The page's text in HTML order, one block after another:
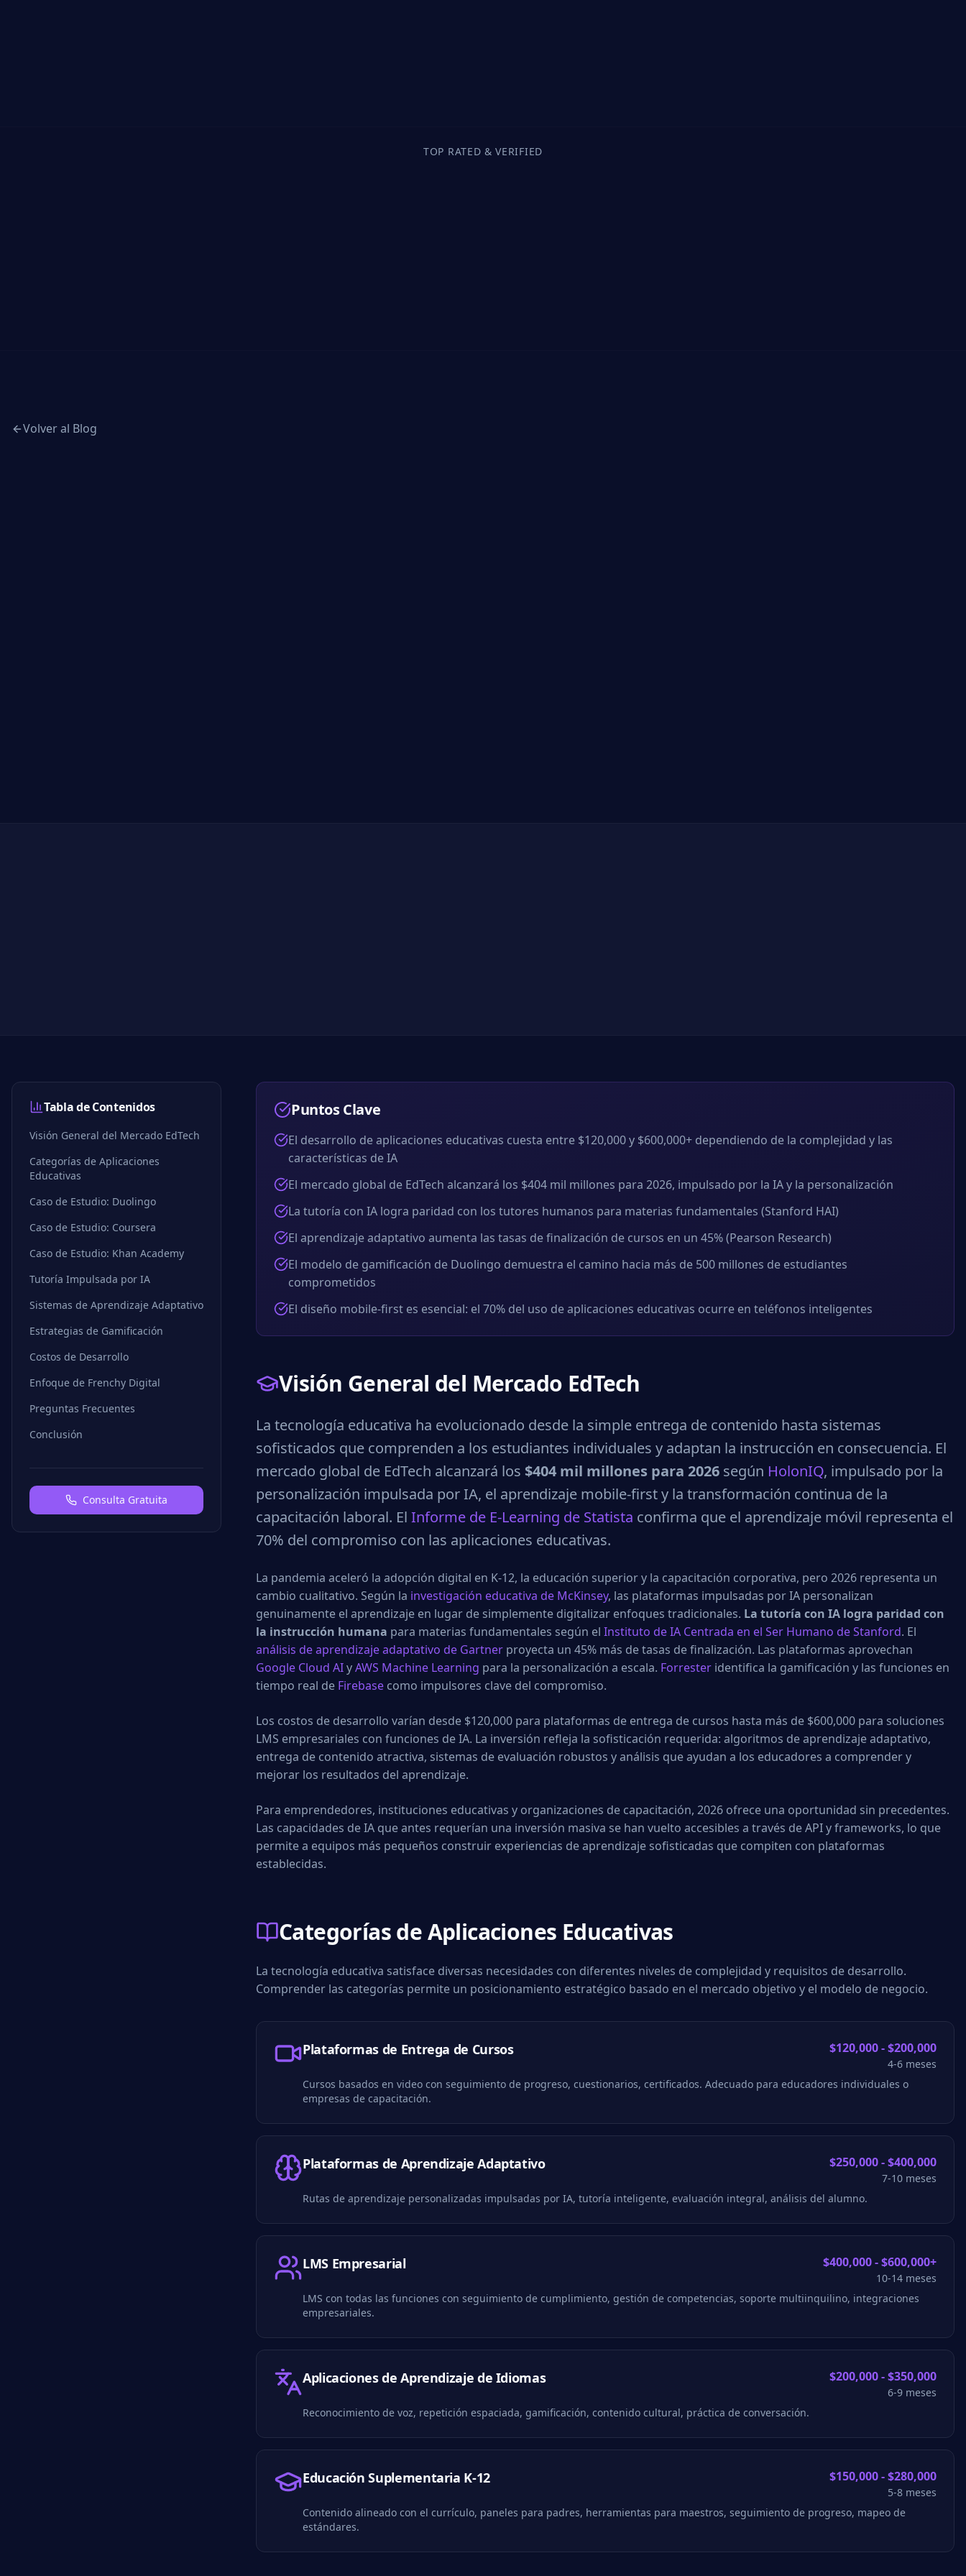
TOP RATED & VERIFIED
Volver al Blog
Tabla de Contenidos
Visión General del Mercado EdTech
Categorías de Aplicaciones
Educativas
Caso de Estudio: Duolingo
Caso de Estudio: Coursera
Caso de Estudio: Khan Academy
Tutoría Impulsada por IA
Sistemas de Aprendizaje Adaptativo
Estrategias de Gamificación
Costos de Desarrollo
Enfoque de Frenchy Digital
Preguntas Frecuentes
Conclusión
Consulta Gratuita
Puntos Clave
El desarrollo de aplicaciones educativas cuesta entre $120,000 y $600,000+ dependiendo de la complejidad y las
características de IA
El mercado global de EdTech alcanzará los $404 mil millones para 2026, impulsado por la IA y la personalización
La tutoría con IA logra paridad con los tutores humanos para materias fundamentales (Stanford HAI)
El aprendizaje adaptativo aumenta las tasas de finalización de cursos en un 45% (Pearson Research)
El modelo de gamificación de Duolingo demuestra el camino hacia más de 500 millones de estudiantes
comprometidos
El diseño mobile-first es esencial: el 70% del uso de aplicaciones educativas ocurre en teléfonos inteligentes
Visión General del Mercado EdTech
La tecnología educativa ha evolucionado desde la simple entrega de contenido hasta sistemas
sofisticados que comprenden a los estudiantes individuales y adaptan la instrucción en consecuencia. El
mercado global de EdTech alcanzará los $404 mil millones para 2026 según HolonIQ, impulsado por la
personalización impulsada por IA, el aprendizaje mobile-first y la transformación continua de la
capacitación laboral. El Informe de E-Learning de Statista confirma que el aprendizaje móvil representa el
70% del compromiso con las aplicaciones educativas.
La pandemia aceleró la adopción digital en K-12, la educación superior y la capacitación corporativa, pero 2026 representa un
cambio cualitativo. Según la investigación educativa de McKinsey, las plataformas impulsadas por IA personalizan
genuinamente el aprendizaje en lugar de simplemente digitalizar enfoques tradicionales. La tutoría con IA logra paridad con
la instrucción humana para materias fundamentales según el Instituto de IA Centrada en el Ser Humano de Stanford. El
análisis de aprendizaje adaptativo de Gartner proyecta un 45% más de tasas de finalización. Las plataformas aprovechan
Google Cloud AIyAWS Machine Learning para la personalización a escala. Forrester identifica la gamificación y las funciones en
tiempo real de Firebase como impulsores clave del compromiso.
Los costos de desarrollo varían desde $120,000 para plataformas de entrega de cursos hasta más de $600,000 para soluciones
LMS empresariales con funciones de IA. La inversión refleja la sofisticación requerida: algoritmos de aprendizaje adaptativo,
entrega de contenido atractiva, sistemas de evaluación robustos y análisis que ayudan a los educadores a comprender y
mejorar los resultados del aprendizaje.
Para emprendedores, instituciones educativas y organizaciones de capacitación, 2026 ofrece una oportunidad sin precedentes.
Las capacidades de IA que antes requerían una inversión masiva se han vuelto accesibles a través de API y frameworks, lo que
permite a equipos más pequeños construir experiencias de aprendizaje sofisticadas que compiten con plataformas
establecidas.
Categorías de Aplicaciones Educativas
La tecnología educativa satisface diversas necesidades con diferentes niveles de complejidad y requisitos de desarrollo.
Comprender las categorías permite un posicionamiento estratégico basado en el mercado objetivo y el modelo de negocio.
Plataformas de Entrega de Cursos $120,000 - $200,000
4-6 meses
Cursos basados en video con seguimiento de progreso, cuestionarios, certificados. Adecuado para educadores individuales o
empresas de capacitación.
Plataformas de Aprendizaje Adaptativo $250,000 - $400,000
7-10 meses
Rutas de aprendizaje personalizadas impulsadas por IA, tutoría inteligente, evaluación integral, análisis del alumno.
LMS Empresarial $400,000 - $600,000+
10-14 meses
LMS con todas las funciones con seguimiento de cumplimiento, gestión de competencias, soporte multiinquilino, integraciones
empresariales.
Aplicaciones de Aprendizaje de Idiomas $200,000 - $350,000
6-9 meses
Reconocimiento de voz, repetición espaciada, gamificación, contenido cultural, práctica de conversación.
Educación Suplementaria K-12 $150,000 - $280,000
5-8 meses
Contenido alineado con el currículo, paneles para padres, herramientas para maestros, seguimiento de progreso, mapeo de
estándares.